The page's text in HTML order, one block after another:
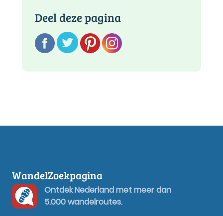
Deel deze pagina
WandelZoekpagina
Ontdek Nederland met meer dan
5.000 wandelroutes.